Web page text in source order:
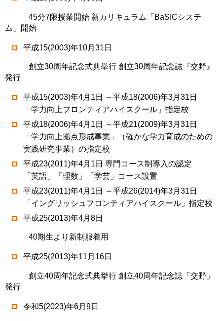
45分7限授業開始 新カリキュラム「BaSICシステ
ム」開始
平成15(2003)年10月31日
創立30周年記念式典挙行 創立30周年記念誌『交野』
発行
平成15(2003)年4月1日 ～平成18(2006)年3月31日
「学力向上フロンティアハイスクール」指定校
平成18(2006)年4月1日 ～平成21(2009)年3月31日
「学力向上拠点形成事業」（確かな学力育成のための
実践研究事業）の指定校
平成23(2011)年4月1日 専門コース制導入の認定
「英語」「理数」「学芸」コース設置
平成23(2011)年4月1日 ～平成26(2014)年3月31日
「イングリッシュフロンティアハイスクール」指定校
平成25(2013)年4月8日
40期生より新制服着用
平成25(2013)年11月16日
創立40周年記念式典挙行 創立40周年記念誌「交野」
発行
令和5(2023)年6月9日